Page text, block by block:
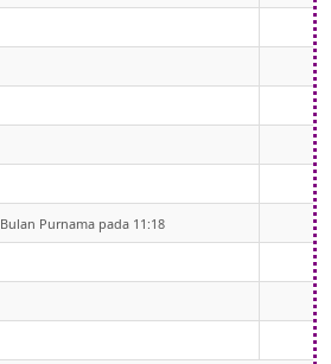
Bulan Purnama pada 11:18